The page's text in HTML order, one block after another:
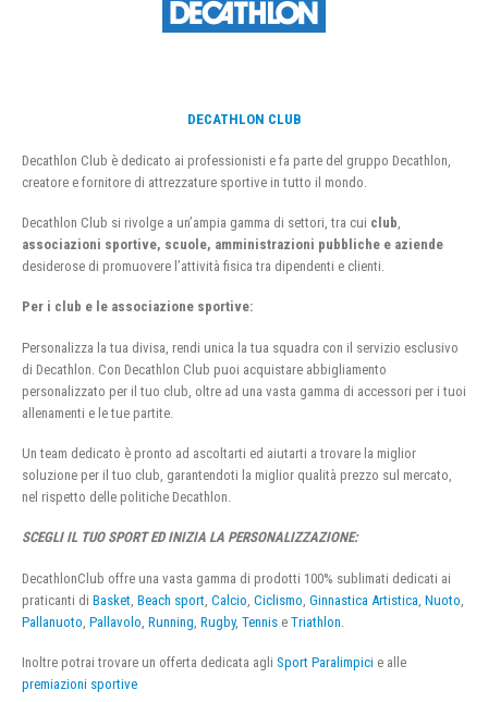
DECATHLON CLUB
Decathlon Club è dedicato ai professionisti e fa parte del gruppo Decathlon,
creatore e fornitore di attrezzature sportive in tutto il mondo.
Decathlon Club si rivolge a un’ampia gamma di settori, tra cui club
associazioni sportive, scuole, amministrazioni pubbliche e aziende
desiderose di promuovere l’attività fisica tra dipendenti e clienti.
Per i club e le associazione sportive:
Personalizza la tua divisa, rendi unica la tua squadra con il servizio esclusivo
di Decathlon. Con Decathlon Club puoi acquistare abbigliamento
personalizzato per il tuo club, oltre ad una vasta gamma di accessori per i tuoi
allenamenti e le tue partite.
Un team dedicato è pronto ad ascoltarti ed aiutarti a trovare la miglior
soluzione per il tuo club, garantendoti la miglior qualità prezzo sul mercato,
nel rispetto delle politiche Decathlon.
SCEGLI IL TUO SPORT ED INIZIA LA PERSONALIZZAZIONE:
DecathlonClub offre una vasta gamma di prodotti 100% sublimati dedicati ai
praticanti di Basket Beach sport Calcio Ciclismo Ginnastica Artistica Nuoto
Pallanuoto Pallavolo Running Rugby, Tennis e Triathlon
Inoltre potrai trovare un offerta dedicata agli Sport Paralimpici e alle
premiazioni sportive